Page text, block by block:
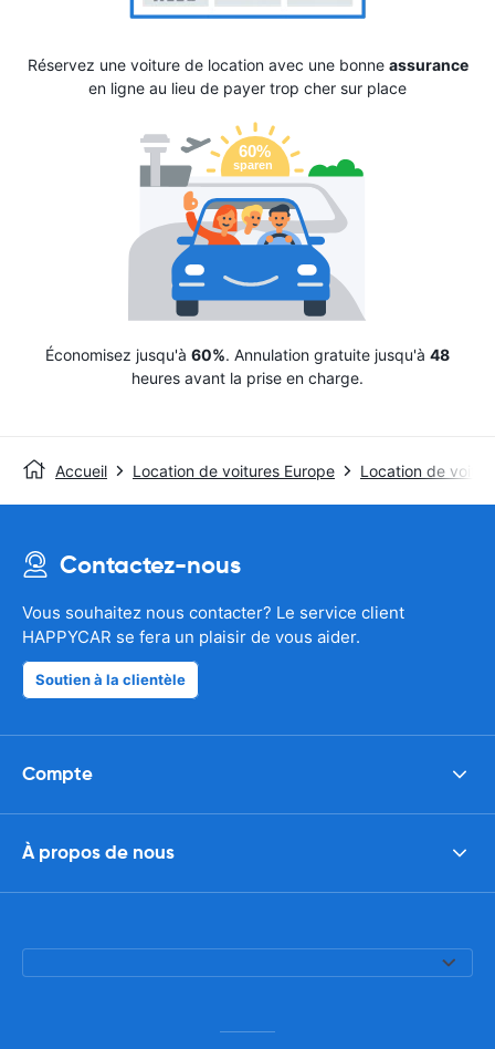
Réservez une voiture de location avec une bonne assurance
en ligne au lieu de payer trop cher sur place
Économisez jusqu'à 60%. Annulation gratuite jusqu'à 48
heures avant la prise en charge.
Accueil Location de voitures Europe Location de
Contactez-nous
Vous souhaitez nous contacter? Le service client
HAPPYCAR se fera un plaisir de vous aider.
Soutien à la clientèle
Compte
À propos de nous